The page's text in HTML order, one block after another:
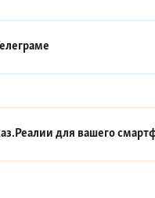
для вашего